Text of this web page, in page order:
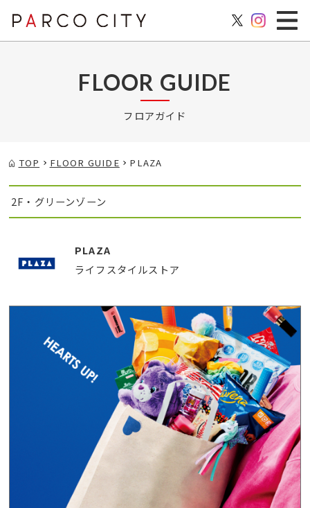
FLOOR GUIDE
フロアガイド
TOP FLOOR GUIDE PLAZA
2F・グリーンゾーン
PLAZA
ライフスタイルストア